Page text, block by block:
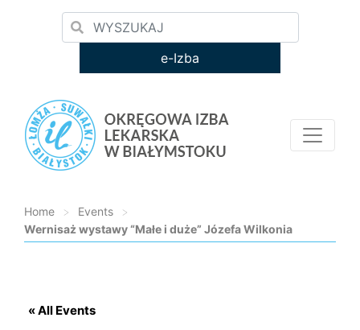
e-Izba
Home > Events
>
Wernisaż wystawy “Małe i duże” Józefa Wilkonia
« All Events